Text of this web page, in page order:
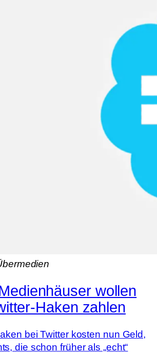
wollen
Haken zahlen
bei Twitter kosten nun Geld,
die schon früher als „echt“